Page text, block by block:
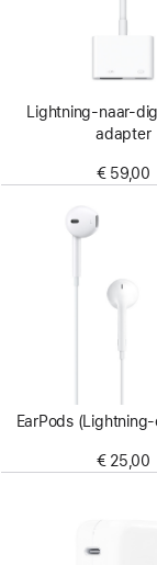
Lightning-naar-
adapter
€ 59,00
EarPods
€ 25,00